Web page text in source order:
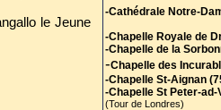
le Jeune
-Cathédrale Notre-
-Chapelle Royale de
-Chapelle de la
-Chapelle des
-Chapelle St-Aignan
-Chapelle St Peter-ad-
(Tour de Londres)